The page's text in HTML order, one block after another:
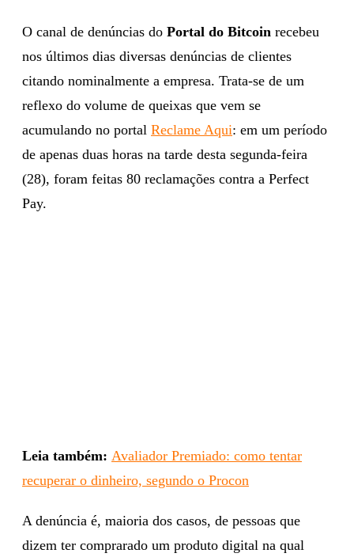
O canal de denúncias do Portal do Bitcoin recebeu
nos últimos dias diversas denúncias de clientes
citando nominalmente a empresa. Trata-se de um
reflexo do volume de queixas que vem se
acumulando no portal Reclame Aqui: em um período
de apenas duas horas na tarde desta segunda-feira
(28), foram feitas 80 reclamações contra a Perfect
Pay.
Leia também: Avaliador Premiado: como tentar
recuperar o dinheiro, segundo o Procon
A denúncia é, maioria dos casos, de pessoas que
dizem ter comprarado um produto digital na qual